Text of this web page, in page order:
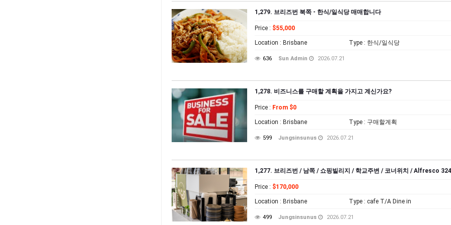
1,279. 브리즈번 북쪽 - 한식/일식당 매매합니다
Price : $55,000
Location : Brisbane Type : 한식/일식당
636 Sun Admin 2026.07.21
1,278. 비즈니스를 구매할 계획을 가지고 계신가요?
Price : From $0
Location : Brisbane Type : 구매할계획
599 Jungsinsunus 2026.07.21
1,277. 브리즈번 / 남쪽 / 쇼핑빌리지 / 학교주변 / 코너위치 / Alfresco
Price : $170,000
Location : Brisbane Type : cafe T/A Dine in
499 Jungsinsunus 2026.07.21